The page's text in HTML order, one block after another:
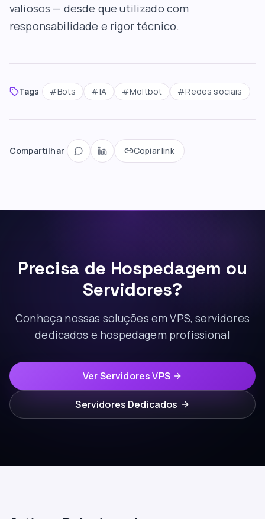
valiosos — desde que utilizado com
responsabilidade e rigor técnico.
Tags #Bots #IA #Moltbot #Redes sociais
Compartilhar Copiar link
Precisa de Hospedagem ou
Servidores?
Conheça nossas soluções em VPS, servidores
dedicados e hospedagem profissional
Ver Servidores VPS
Servidores Dedicados